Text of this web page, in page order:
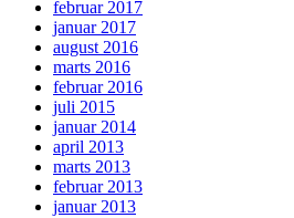
februar 2017
januar 2017
august 2016
marts 2016
februar 2016
juli 2015
januar 2014
april 2013
marts 2013
februar 2013
januar 2013